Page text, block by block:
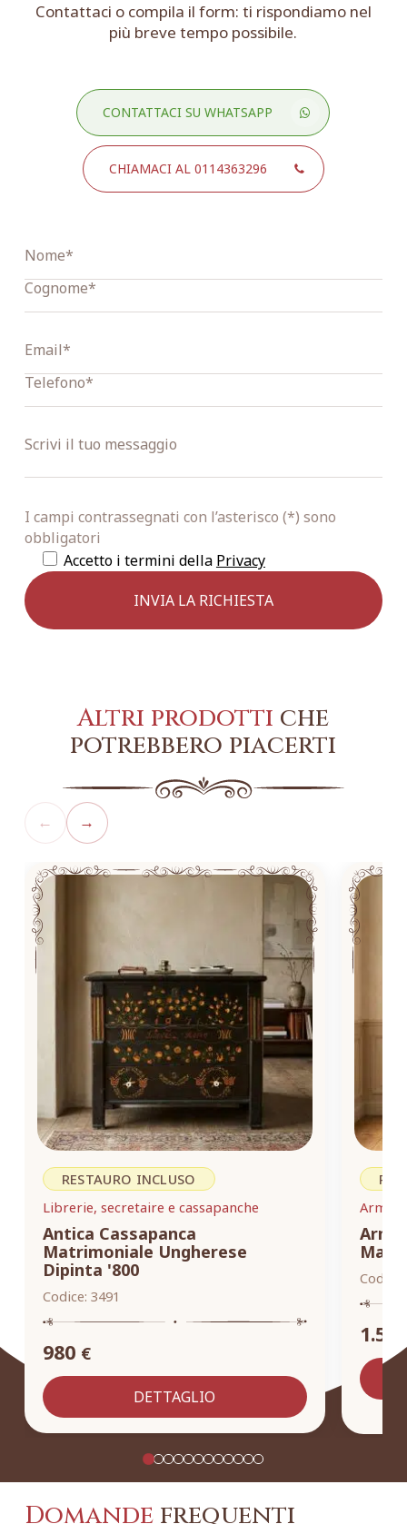
Contattaci o compila il form: ti rispondiamo nel
più breve tempo possibile.
CONTATTACI SU WHATSAPP
CHIAMACI AL 0114363296
I campi contrassegnati con l’asterisco (*) sono
obbligatori
Accetto i termini della Privacy
Altri prodotti che
potrebbero piacerti
← →
RESTAURO INCLUSO
Librerie, secretaire e cassapanche
Antica Cassapanca
Matrimoniale Ungherese
Dipinta '800
Codice: 3491
980 €
DETTAGLIO
Codice:
Domandefrequenti